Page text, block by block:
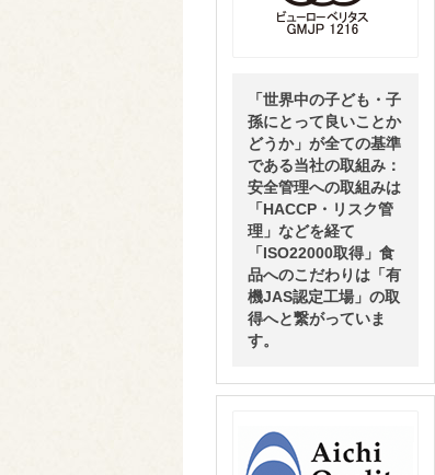
「世界中の子ども・子
孫にとって良いことか
どうか」が全ての基準
である当社の取組み：
安全管理への取組みは
「HACCP・リスク管
理」などを経て
「ISO22000取得」食
品へのこだわりは「有
機JAS認定工場」の取
得へと繋がっていま
す。